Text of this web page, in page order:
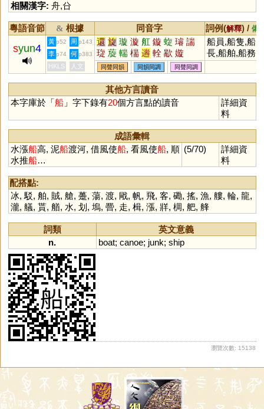
相關漢字: 舟,㕣
粵語音節 & 根據 同音字 詞例(解釋) / 備
syun4
黃 p52 周 p143 還 旋 璇 漩 舡 鏇 蜁 璿 諯
琁 蔙 輲 椯 遄 輇 歂 嫙
船員,船隻,船
長,船舶,船務,
船隊,船艦,船
運,船艙,船塢
李 p74 何 p383
HKLS 人文 同聲同韻 同韻同調 同聲同調
其他方言讀音
本字庫於「船」字下錄有20個方言點的讀音
詳細資
料
成語彙輯
水漲船高, 泥船渡河, 借風使船, 看風使船, 順
水推船…
(5/70)
詳細資
料
配搭點:
冰, 駁, 舶, 賊, 艙, 躉, 蕩, 渡, 戙, 帆, 飛, 客, 磡, 搖, 漁, 艛, 輪, 龍,
瀧, 艤, 貰, 艏, 水, 划, 塢, 罾, 走, 楫, 漲, 牂, 椆, 舥, 艂
詞類
英文意義
n.
boat; canoe; junk; ship
瀏覽次數: 15138